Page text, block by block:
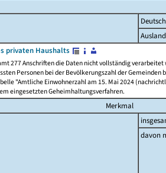
privaten Haushalts
277 Anschriften die Daten nicht vollständig
Personen bei der Bevölkerungszahl der
"Amtliche Einwohnerzahl am 15. Mai 2024
eingesetzten Geheimhaltungsverfahren.
Merkmal
davon